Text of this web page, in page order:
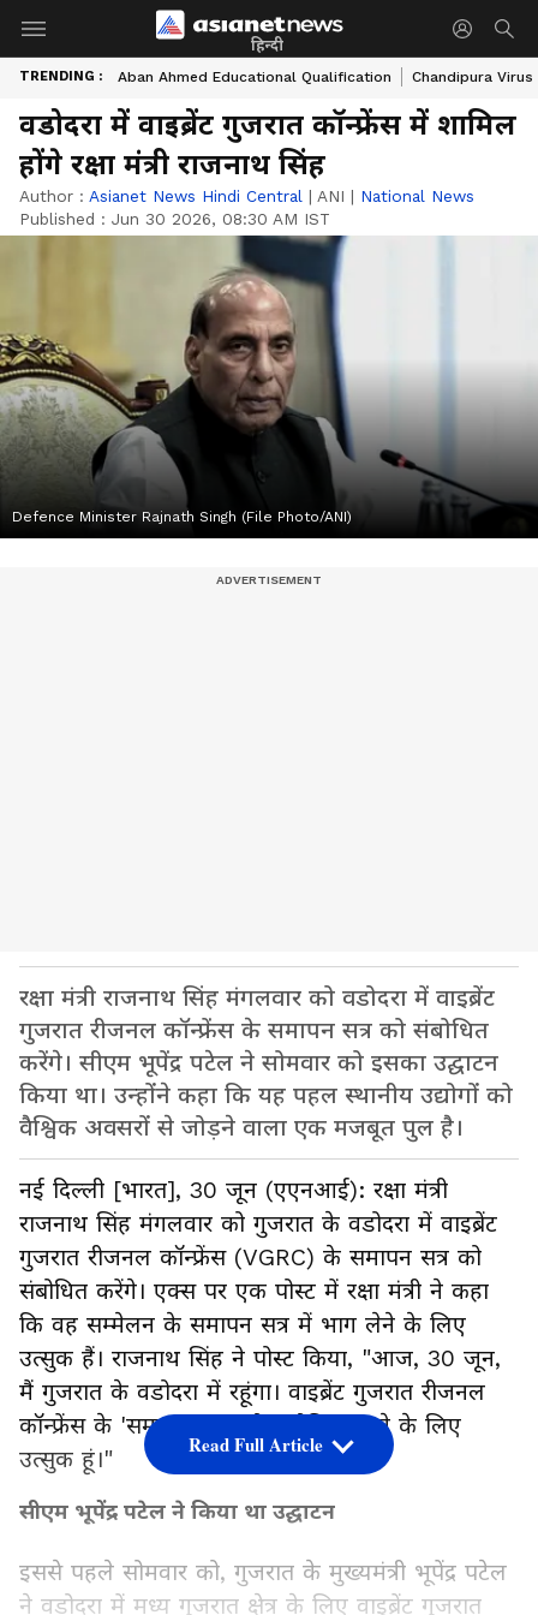
हिन्दी
TRENDING : Aban Ahmed Educational Qualification Chandipura
वडोदरा में वाइब्रेंट गुजरात कॉन्फ्रेंस में शामिल
होंगे रक्षा मंत्री राजनाथ सिंह
Author : Asianet News Hindi Central | ANI | National News
Published : Jun 30 2026, 08:30 AM IST
Defence Minister Rajnath Singh (File Photo/ANI)
रक्षा मंत्री राजनाथ सिंह मंगलवार को वडोदरा में वाइब्रेंट
गुजरात रीजनल कॉन्फ्रेंस के समापन सत्र को संबोधित
करेंगे। सीएम भूपेंद्र पटेल ने सोमवार को इसका उद्घाटन
किया था। उन्होंने कहा कि यह पहल स्थानीय उद्योगों को
वैश्विक अवसरों से जोड़ने वाला एक मजबूत पुल है।
नई दिल्ली [भारत], 30 जून (एएनआई): रक्षा मंत्री
राजनाथ सिंह मंगलवार को गुजरात के वडोदरा में वाइब्रेंट
गुजरात रीजनल कॉन्फ्रेंस (VGRC) के समापन सत्र को
संबोधित करेंगे। एक्स पर एक पोस्ट में रक्षा मंत्री ने कहा
कि वह सम्मेलन के समापन सत्र में भाग लेने के लिए
उत्सुक हैं। राजनाथ सिंह ने पोस्ट किया, "आज, 30 जून,
मैं गुजरात के वडोदरा में रहूंगा। वाइब्रेंट गुजरात रीजनल
कॉन्फ्रेंस के 'समापन सत्र' को संबोधित करने के लिए
उत्सुक हूं।"
सीएम भूपेंद्र पटेल ने किया था उद्घाटन
इससे पहले सोमवार को, गुजरात के मुख्यमंत्री भूपेंद्र पटेल
ने वडोदरा में मध्य गुजरात क्षेत्र के लिए वाइब्रेंट गुजरात
Read Full Article